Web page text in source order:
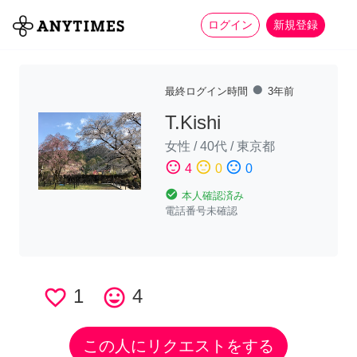
ログイン 新規登録
全て 家事 more_horiz
最終ログイン時間 fiber_manual_record 3年前
T.Kishi
女性 /40代 /東京都
sentiment_satisfied 4 sentiment_neutral 0 sentiment_dissatisfied 0
check_circle 本人確認済み
電話番号未確認
favorite_border 1 tag_faces 4
この人にリクエストをする